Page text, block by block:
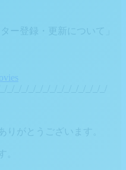
ー登録・更新について」
りがとうございます。
。